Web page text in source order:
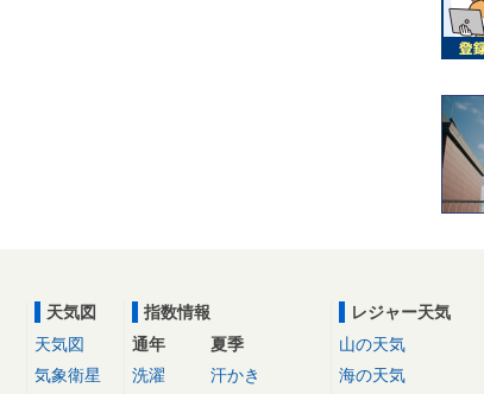
天気図
天気図
気象衛星
指数情報
通年
洗濯
夏季
汗かき
レジャー天気
山の天気
海の天気